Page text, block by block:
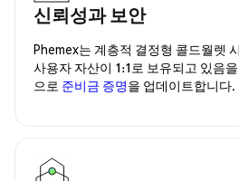
신뢰성과 보안
Phemex는 계층적 결정형 콜드월렛
사용자 자산이 1:1로 보유되고 있음
으로 준비금 증명을 업데이트합니다.